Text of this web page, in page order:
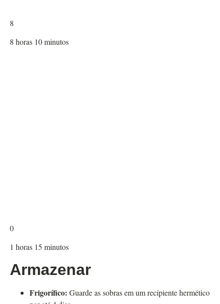
8
8 horas 10minutos
0
1 horas 15 minutos
Armazenar
Frigorífico: Guarde as sobras em um recipiente hermético